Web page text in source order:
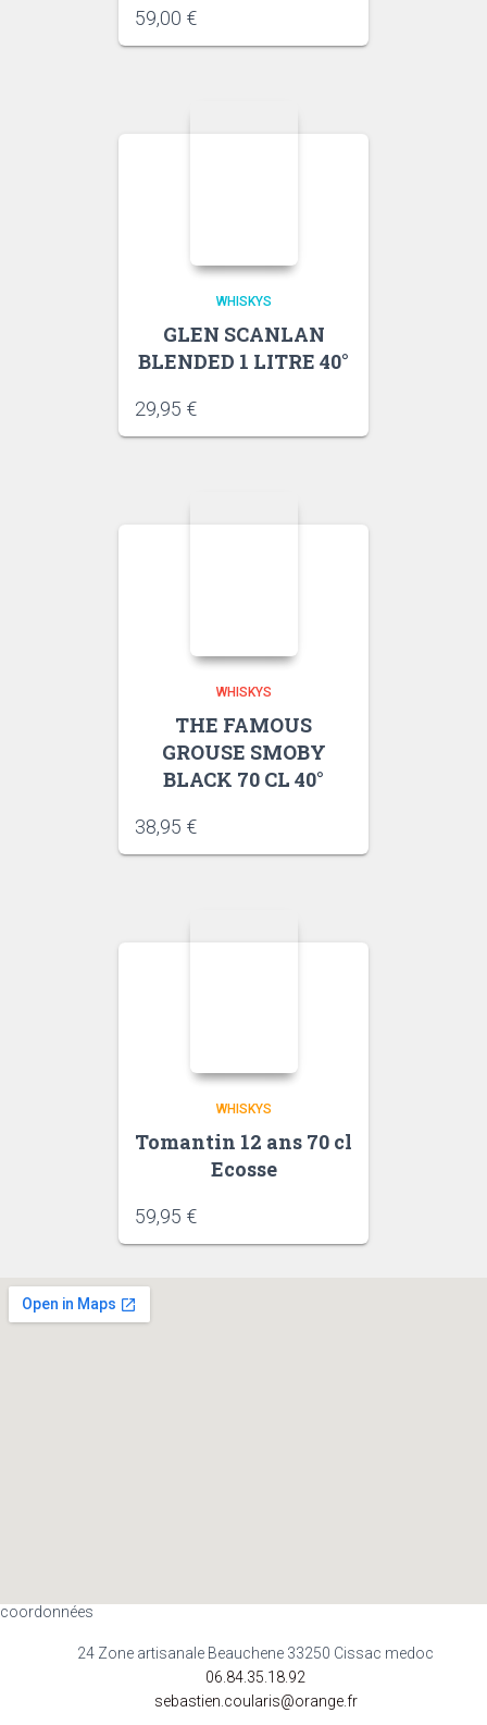
59,00 €
WHISKYS
GLEN SCANLAN
BLENDED 1 LITRE 40°
29,95 €
WHISKYS
THE FAMOUS
GROUSE SMOBY
BLACK 70 CL 40°
38,95 €
WHISKYS
Tomantin 12 ans 70 cl
Ecosse
59,95 €
coordonnées
24 Zone artisanale Beauchene 33250 Cissac medoc
06.84.35.18.92
sebastien.coularis@orange.fr